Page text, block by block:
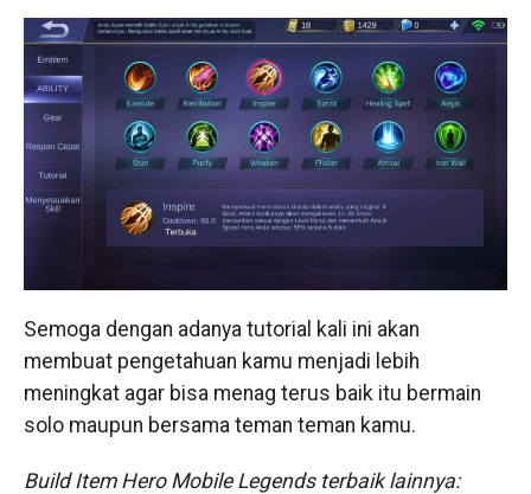
Semoga dengan adanya tutorial kali ini akan
membuat pengetahuan kamu menjadi lebih
meningkat agar bisa menag terus baik itu bermain
solo maupun bersama teman teman kamu.
Build Item Hero Mobile Legends terbaik lainnya: